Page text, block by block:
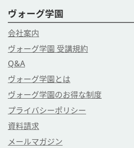
ヴォーグ学園オンライン事業部
ご予約・お問合せはお電話でも
営業時間 9：15－17：15
ヴォーグ学園
会社案内
ヴォーグ学園 受講規約
Q&A
ヴォーグ学園とは
ヴォーグ学園のお得な制度
プライバシーポリシー
資料請求
メールマガジン